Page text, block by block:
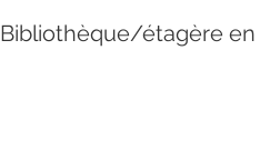
Bibliothèque/étagère